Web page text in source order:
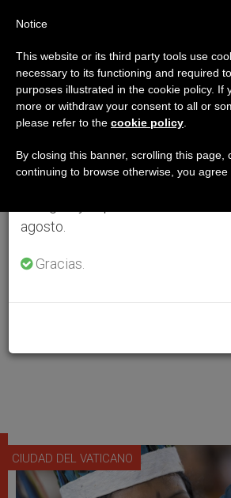
CIUDAD DEL VATICANO
Aviso importante
Del 27 de julio al 7 de agosto
anual, aprovechando que en el
se generan menos informaciones
agosto.
Gracias.
Notice
This website or its third party tools use
necessary to its functioning and required
purposes illustrated in the cookie policy. If
more or withdraw your consent to all or
please refer to the cookie policy
By closing this banner, scrolling this page,
continuing to browse otherwise, you agree